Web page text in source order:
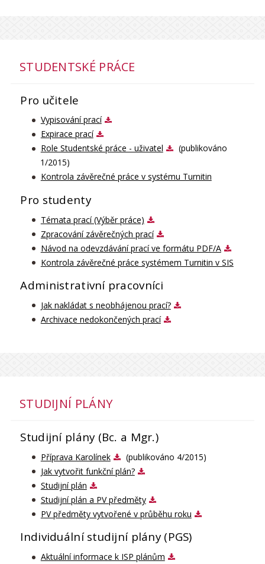
STUDENTSKÉ PRÁCE
Pro učitele
Vypisování prací
Expirace prací
Role Studentské práce - uživatel
(publikováno
1/2015)
Kontrola závěrečné práce v systému Turnitin
Pro studenty
Témata prací (Výběr práce)
Zpracování závěrečných prací
Návod na odevzdávání prací ve formátu PDF/A
Kontrola závěrečné práce systémem Turnitin v SIS
Administrativní pracovníci
Jak nakládat s neobhájenou prací?
Archivace nedokončených prací
STUDIJNÍ PLÁNY
Studijní plány (Bc. a Mgr.)
Příprava Karolínek
(publikováno 4/2015)
Jak vytvořit funkční plán?
Studijní plán
Studijní plán a PV předměty
PV předměty vytvořené v průběhu roku
Individuální studijní plány (PGS)
Aktuální informace k ISP plánům